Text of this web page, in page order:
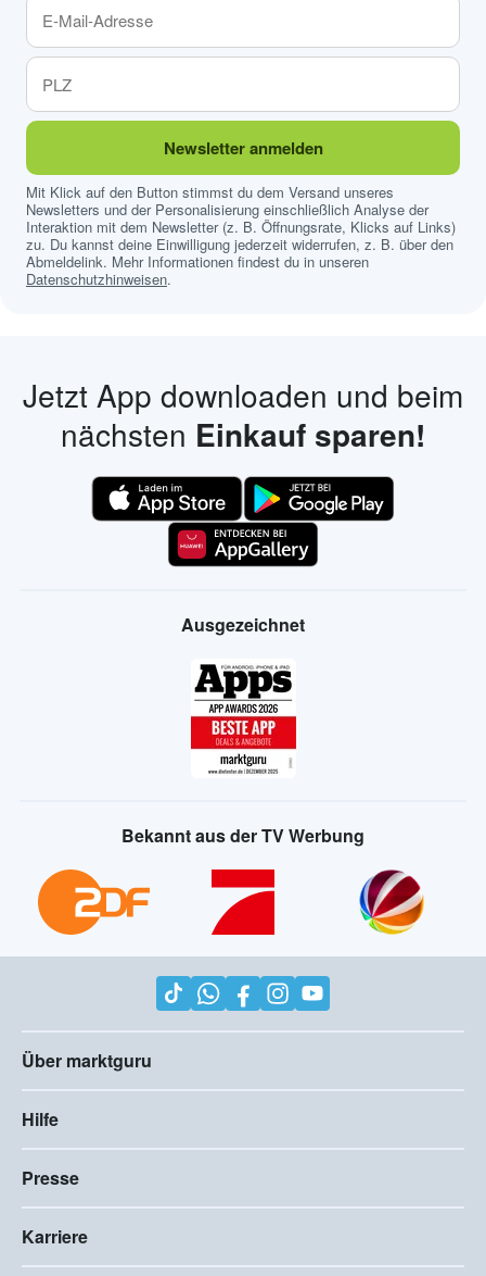
Newsletter anmelden
Mit Klick auf den Button stimmst du dem Versand unseres
Newsletters und der Personalisierung einschließlich Analyse der
Interaktion mit dem Newsletter (z. B. Öffnungsrate, Klicks auf Links)
zu. Du kannst deine Einwilligung jederzeit widerrufen, z. B. über den
Abmeldelink. Mehr Informationen findest du in unseren
Datenschutzhinweisen.
Jetzt App downloaden und beim
nächsten Einkauf sparen!
Ausgezeichnet
Bekannt aus der TV Werbung
Über marktguru
Hilfe
Presse
Karriere